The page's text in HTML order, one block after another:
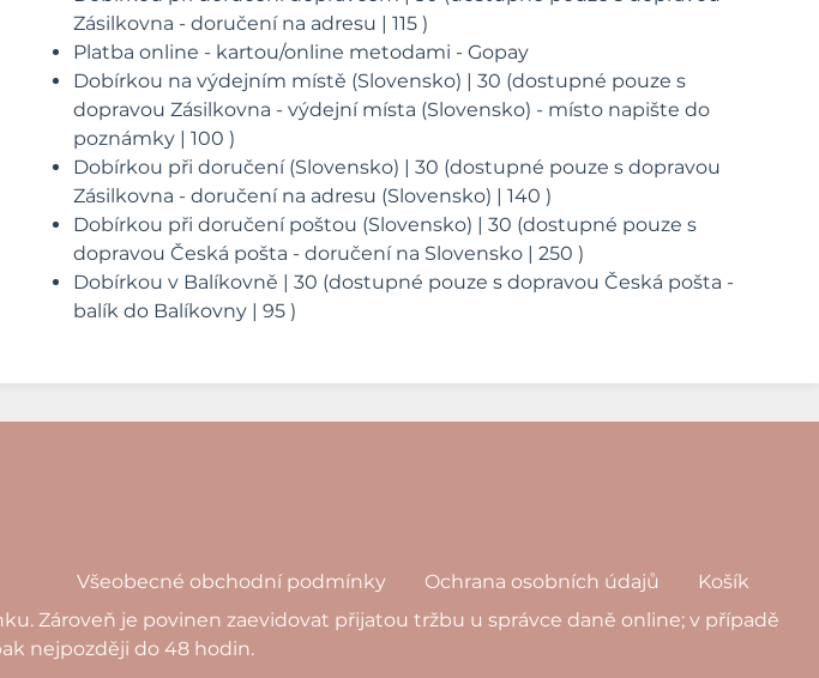
Zásilkovna - doručení na adresu | 115 )
Platba online - kartou/online metodami - Gopay
Dobírkou na výdejním místě (Slovensko) | 30 (dostupné pouze s
dopravou Zásilkovna - výdejní místa (Slovensko) - místo napište do
poznámky | 100 )
Dobírkou při doručení (Slovensko) | 30 (dostupné pouze s dopravou
Zásilkovna - doručení na adresu (Slovensko) | 140 )
Dobírkou při doručení poštou (Slovensko) | 30 (dostupné pouze s
dopravou Česká pošta - doručení na Slovensko | 250 )
Dobírkou v Balíkovně | 30 (dostupné pouze s dopravou Česká pošta -
balík do Balíkovny | 95 )
Všeobecné obchodní podmínky Ochrana osobních údajů
Košík
Zároveň je povinen zaevidovat přijatou tržbu u správce daně online; v případě
nejpozději do 48 hodin.